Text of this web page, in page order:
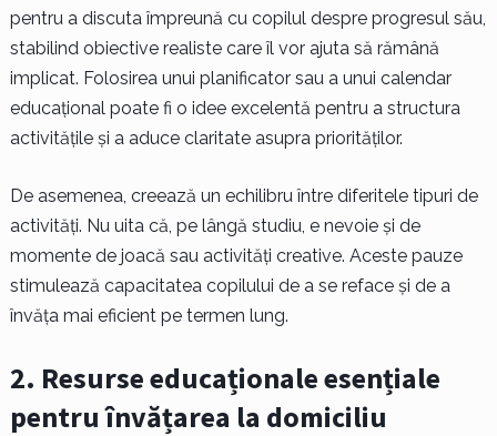
pentru a discuta împreună cu copilul despre progresul său,
stabilind obiective realiste care îl vor ajuta să rămână
implicat. Folosirea unui planificator sau a unui calendar
educațional poate fi o idee excelentă pentru a structura
activitățile și a aduce claritate asupra priorităților.
De asemenea, creează un echilibru între diferitele tipuri de
activități. Nu uita că, pe lângă studiu, e nevoie și de
momente de joacă sau activități creative. Aceste pauze
stimulează capacitatea copilului de a se reface și de a
învăța mai eficient pe termen lung.
2. Resurse educaționale esențiale
pentru învățarea la domiciliu